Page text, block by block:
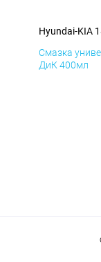
Hyundai-KIA
Смазка
ДиК 400мл